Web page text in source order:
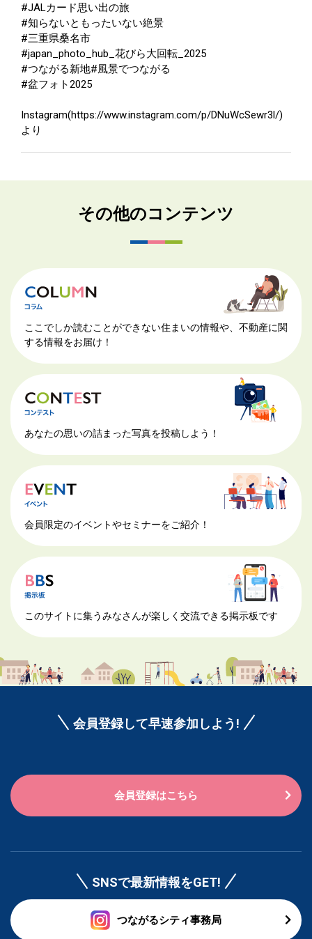
#JALカード思い出の旅
#知らないともったいない絶景
#三重県桑名市
#japan_photo_hub_花びら大回転_2025
#つながる新地#風景でつながる
#盆フォト2025
Instagram(https://www.instagram.com/p/DNuWcSewr3l/)
より
その他のコンテンツ
ここでしか読むことができない住まいの情報や、不動産に関
する情報をお届け！
あなたの思いの詰まった写真を投稿しよう！
会員限定のイベントやセミナーをご紹介！
このサイトに集うみなさんが楽しく交流できる掲示板です
会員登録して早速参加しよう!
会員登録はこちら
SNSで最新情報をGET!
つながるシティ事務局